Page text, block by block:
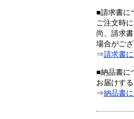
■請求書に
ご注文時
尚、請求
場合がござ
⇒請求書
■納品書に
お届けす
⇒納品書